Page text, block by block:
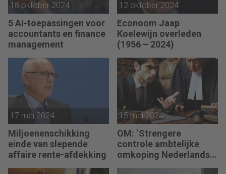
18 oktober 2024
5 AI-toepassingen voor
accountants en finance
management
12 oktober 2024
Econoom Jaap
Koelewijn overleden
(1956 – 2024)
17 mei 2024
Miljoenenschikking
einde van slepende
affaire rente-afdekking
15 mei 2024
OM: ‘Strengere
controle ambtelijke
omkoping Nederlandse